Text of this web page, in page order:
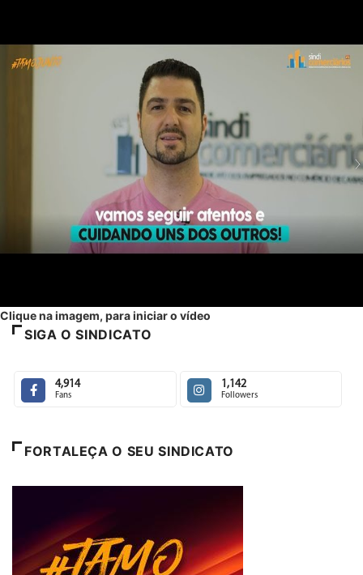
Clique na imagem, para iniciar o vídeo
SIGA O SINDICATO
4,914
Fans
1,142
Followers
FORTALEÇA O SEU SINDICATO